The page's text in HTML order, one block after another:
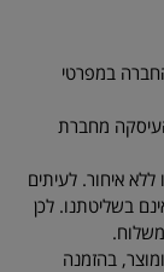
במפרטי
מחברת
איחור. לעיתים
בשליטתנו. לכן
בהזמנה